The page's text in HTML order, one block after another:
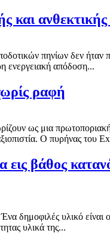
ανθεκτικής
πηνίων δεν ήταν
ενεργειακή απόδοση...
ραφή
ως μια
Ο πυρήνας του
εις βάθος
υλικό είναι ο
υλικά της...